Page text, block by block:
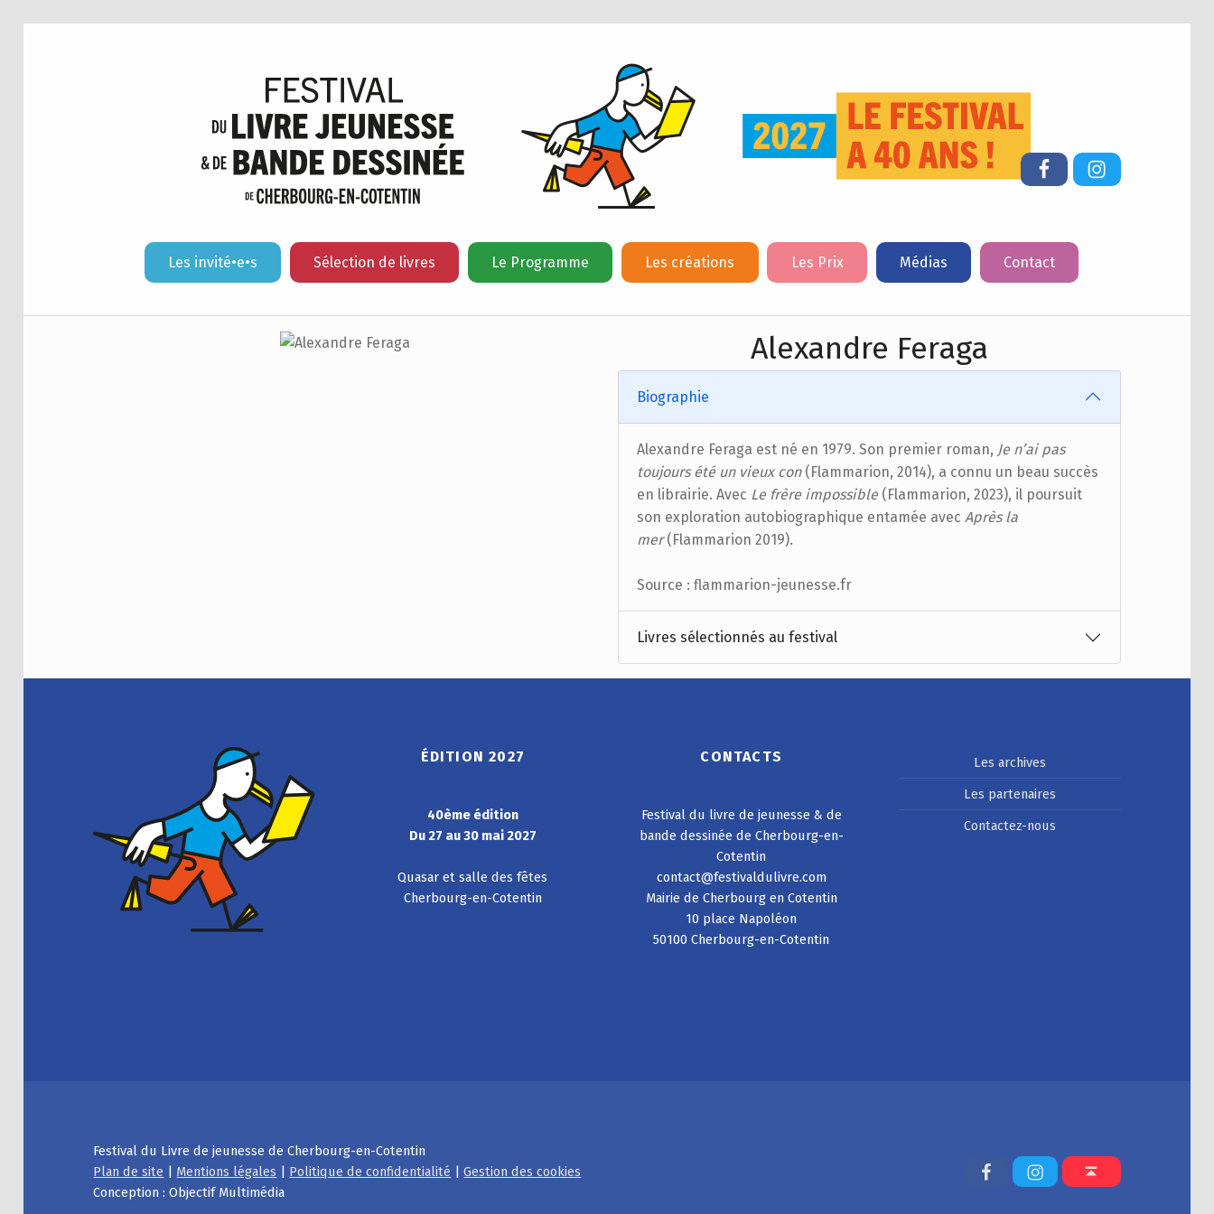
Les invité•e•s Sélection de livres Le Programme Les créations Les Prix Médias Contact
FacebookInstagram
Alexandre Feraga
Biographie
Alexandre Feraga est né en 1979. Son premier roman, Je n’ai pas
toujours été un vieux con(Flammarion, 2014), a connu un beau succès
en librairie. Avec Le frère impossible(Flammarion, 2023), il poursuit
son exploration autobiographique entamée avec Après la
mer(Flammarion 2019).
Source : flammarion-jeunesse.fr
Livres sélectionnés au festival
ÉDITION 2027
40ème édition
Du 27 au 30 mai 2027
Quasar et salle des fêtes
Cherbourg-en-Cotentin
CONTACTS
Festival du livre de jeunesse & de
bande dessinée de Cherbourg-en-
Cotentin
contact@festivaldulivre.com
Mairie de Cherbourg en Cotentin
10 place Napoléon
50100 Cherbourg-en-Cotentin
Les archives
Les partenaires
Contactez-nous
Festival du Livre de jeunesse de Cherbourg-en-Cotentin
Plan de site | Mentions légales | Politique de confidentialité |Gestion des cookies
Conception : Objectif Multimédia
FacebookInstagramBack to top ↑